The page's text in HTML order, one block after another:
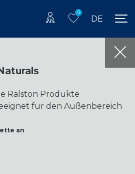
0
DE
Ralston Produkte
für den Außenbereich
an